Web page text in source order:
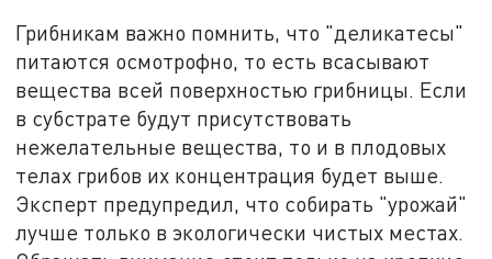
Грибникам важно помнить, что "деликатесы"
питаются осмотрофно, то есть всасывают
вещества всей поверхностью грибницы. Если
в субстрате будут присутствовать
нежелательные вещества, то и в плодовых
телах грибов их концентрация будет выше.
Эксперт предупредил, что собирать "урожай"
лучше только в экологически чистых местах.